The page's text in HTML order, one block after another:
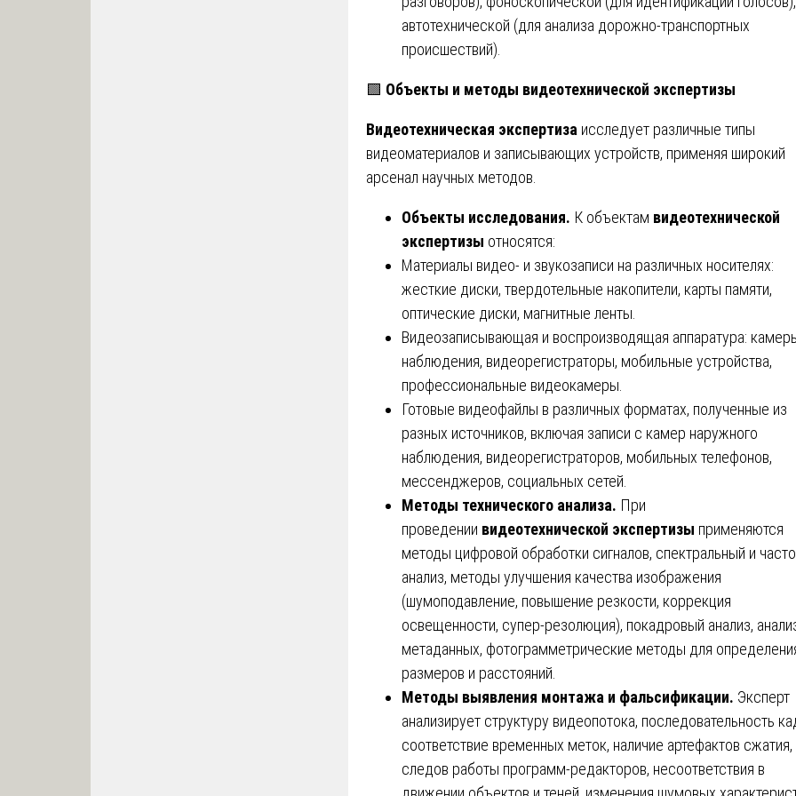
автотехнической (для анализа дорожно-транспортных
происшествий).
🟩 Объекты и методы видеотехнической экспертизы
Видеотехническая экспертиза исследует различные типы
видеоматериалов и записывающих устройств, применяя широкий
арсенал научных методов.
Объекты исследования. К объектам видеотехнической
экспертизы относятся:
Материалы видео- и звукозаписи на различных носителях:
жесткие диски, твердотельные накопители, карты памяти,
оптические диски, магнитные ленты.
Видеозаписывающая и воспроизводящая аппаратура:
наблюдения, видеорегистраторы, мобильные устройства,
профессиональные видеокамеры.
Готовые видеофайлы в различных форматах, полученные из
разных источников, включая записи с камер наружного
наблюдения, видеорегистраторов, мобильных телефонов,
мессенджеров, социальных сетей.
Методы технического анализа. При
проведении видеотехнической экспертизы применяются
методы цифровой обработки сигналов, спектральный и
анализ, методы улучшения качества изображения
(шумоподавление, повышение резкости, коррекция
освещенности, супер-резолюция), покадровый анализ,
метаданных, фотограмметрические методы для
размеров и расстояний.
Методы выявления монтажа и фальсификации. Эксперт
анализирует структуру видеопотока, последовательность
соответствие временных меток, наличие артефактов сжатия,
следов работы программ-редакторов, несоответствия в